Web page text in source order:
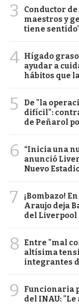
3
Conductor
maestros y
tiene
4 Hígado
ayudar a
hábitos que
5
De "la
difícil":
de Peñarol
6
“Inicia una
anunció
Nuevo
7
¡Bombazo!
Araujo deja
del
8
Entre "mal
altísima
integrantes
9
Funcionaria
del INAU: